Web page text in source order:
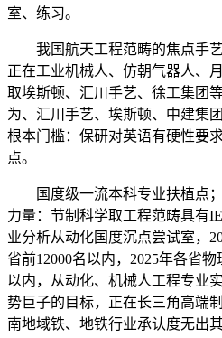
室、练习。
我国航天工程范畴的焦点手艺
正在工业机械人、仿朝气器人、
取埃斯顿、汇川手艺、徐工集团
为、汇川手艺、埃斯顿、中建集
根本门槛：保研对英语有硬性要
点。
国度级一流本科专业扶植点；
力量：节制科学取工程范畴具有
业分析从动化国度沉点尝试室，
省前12000名以内，2025年各省
以内，从动化、机械人工程专业
势巨子的目标，正在长三角高端
南地域铁、地铁行业承认度无出